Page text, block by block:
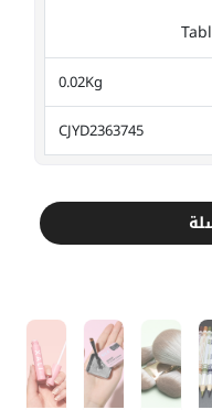
0.02Kg
CJYD2363745